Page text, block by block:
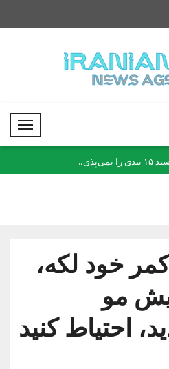
Mobil Menü
خود لکه،
مو
احتیاط کنید